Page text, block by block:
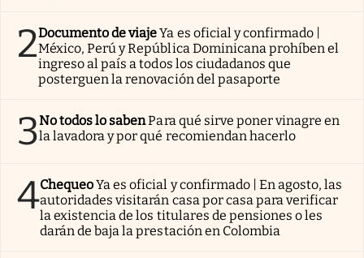
2Documento de viajeYa es oficial y confirmado |
México, Perú y República Dominicana prohíben el
ingreso al país a todos los ciudadanos que
posterguen la renovación del pasaporte
3No todos lo sabenPara qué sirve poner vinagre en
la lavadora y por qué recomiendan hacerlo
4ChequeoYa es oficial y confirmado | En agosto, las
autoridades visitarán casa por casa para verificar
la existencia de los titulares de pensiones o les
darán de baja la prestación en Colombia